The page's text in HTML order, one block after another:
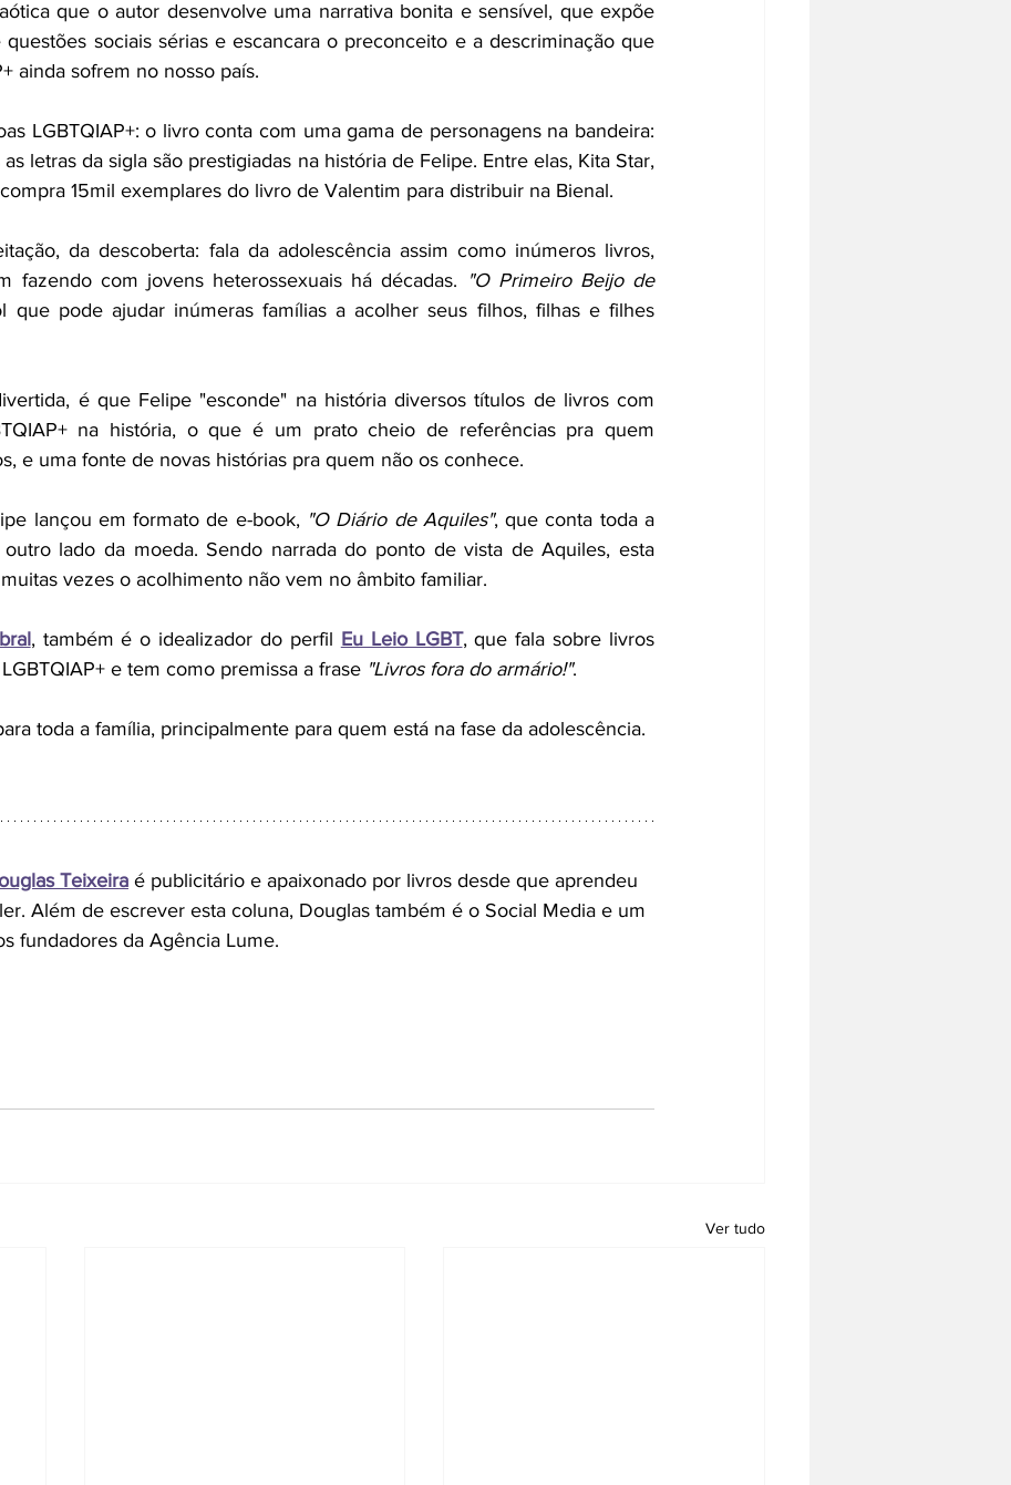
que o autor desenvolve uma narrativa bonita e sensível, que expõe
questões sociais sérias e escancara o preconceito e a descriminação que
ainda sofrem no nosso país.
LGBTQIAP+: o livro conta com uma gama de personagens na bandeira:
letras da sigla são prestigiadas na história de Felipe. Entre elas, Kita Star,
15mil exemplares do livro de Valentim para distribuir na Bienal.
da descoberta: fala da adolescência assim como inúmeros livros,
fazendo com jovens heterossexuais há décadas.
"O Primeiro Beijo de
pode ajudar inúmeras famílias a acolher seus filhos, filhas e filhes
é que Felipe "esconde" na história diversos títulos de livros com
na história, o que é um prato cheio de referências pra quem
e uma fonte de novas histórias pra quem não os conhece.
lançou em formato de e-book, "O Diário de Aquiles", que conta toda a
lado da moeda. Sendo narrada do ponto de vista de Aquiles, esta
vezes o acolhimento não vem no âmbito familiar.
, também é o idealizador do perfil Eu Leio LGBT, que fala sobre livros
e tem como premissa a frase "Livros fora do armário!".
toda a família, principalmente para quem está na fase da adolescência.
Teixeira é publicitário e apaixonado por livros desde que aprendeu
Além de escrever esta coluna, Douglas também é o Social Media e um
fundadores da Agência Lume.
Ver tudo